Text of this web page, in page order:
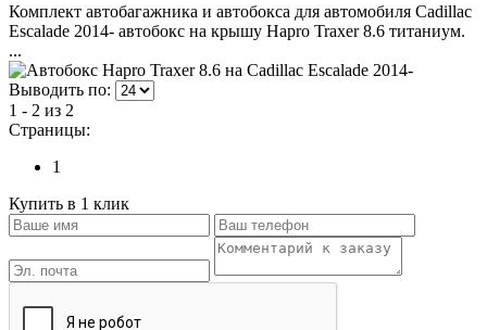
Комплект автобагажника и автобокса для автомобиля Cadillac
Escalade 2014- автобокс на крышу Hapro Traxer 8.6 титаниум.
...
Выводить по:
1 - 2 из 2
Страницы:
1
Купить в 1 клик